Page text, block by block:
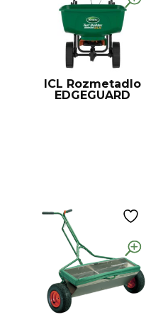
ICL Rozmetadlo
EDGEGUARD